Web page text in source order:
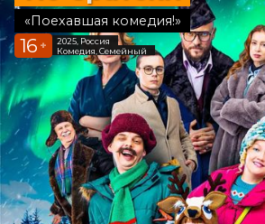
«Поехавшая комедия!»
16 +
2025, Россия
Комедия, Семейный